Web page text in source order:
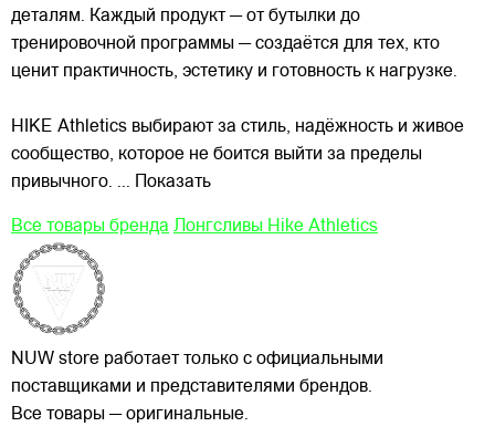
деталям. Каждый продукт — от бутылки до
тренировочной программы — создаётся для тех, кто
ценит практичность, эстетику и готовность к нагрузке.
HIKE Athletics выбирают за стиль, надёжность и живое
сообщество, которое не боится выйти за пределы
привычного. ... Показать
Все товары бренда Лонгсливы Hike Athletics
NUW store работает только с официальными
поставщиками и представителями брендов.
Все товары — оригинальные.